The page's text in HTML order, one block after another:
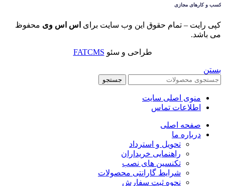
کپی رایت – تمام حقوق این وب سایت برای اس اس وی محفوظ
می باشد.
طراحی و سئو FATCMS
بستن
جستجو
منوی اصلی سایت
اطلاعات تماس
صفحه اصلی
درباره ما
تحویل و استرداد
راهنمایی خریداران
تکنسین های نصب
شرایط گارانتی محصولات
نحوه ثبت سفارش